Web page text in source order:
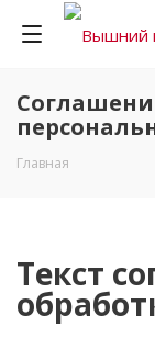
Главная
Текст